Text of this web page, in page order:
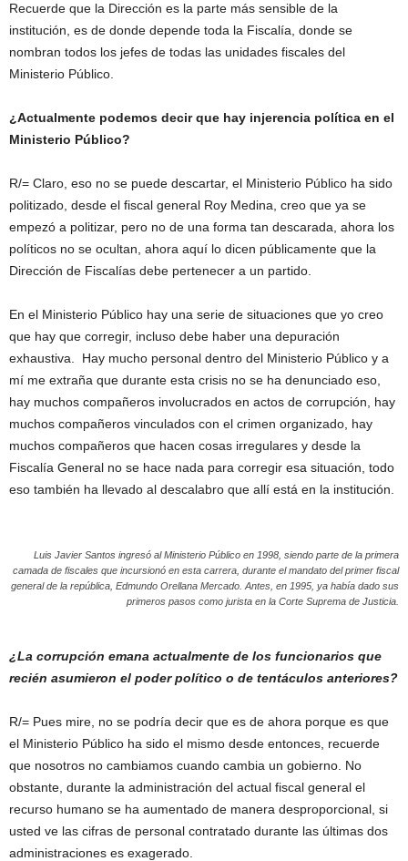
Recuerde que la Dirección es la parte más sensible de la
institución, es de donde depende toda la Fiscalía, donde se
nombran todos los jefes de todas las unidades fiscales del
Ministerio Público.
¿Actualmente podemos decir que hay injerencia política en el
Ministerio Público?
R/= Claro, eso no se puede descartar, el Ministerio Público ha sido
politizado, desde el fiscal general Roy Medina, creo que ya se
empezó a politizar, pero no de una forma tan descarada, ahora los
políticos no se ocultan, ahora aquí lo dicen públicamente que la
Dirección de Fiscalías debe pertenecer a un partido.
En el Ministerio Público hay una serie de situaciones que yo creo
que hay que corregir, incluso debe haber una depuración
exhaustiva. Hay mucho personal dentro del Ministerio Público y a
mí me extraña que durante esta crisis no se ha denunciado eso,
hay muchos compañeros involucrados en actos de corrupción, hay
muchos compañeros vinculados con el crimen organizado, hay
muchos compañeros que hacen cosas irregulares y desde la
Fiscalía General no se hace nada para corregir esa situación, todo
eso también ha llevado al descalabro que allí está en la institución.
Luis Javier Santos ingresó al Ministerio Público en 1998, siendo parte de la primera
camada de fiscales que incursionó en esta carrera, durante el mandato del primer fiscal
general de la república, Edmundo Orellana Mercado. Antes, en 1995, ya había dado sus
primeros pasos como jurista en la Corte Suprema de Justicia.
¿La corrupción emana actualmente de los funcionarios que
recién asumieron el poder político o de tentáculos anteriores?
R/= Pues mire, no se podría decir que es de ahora porque es que
el Ministerio Público ha sido el mismo desde entonces, recuerde
que nosotros no cambiamos cuando cambia un gobierno. No
obstante, durante la administración del actual fiscal general el
recurso humano se ha aumentado de manera desproporcional, si
usted ve las cifras de personal contratado durante las últimas dos
administraciones es exagerado.